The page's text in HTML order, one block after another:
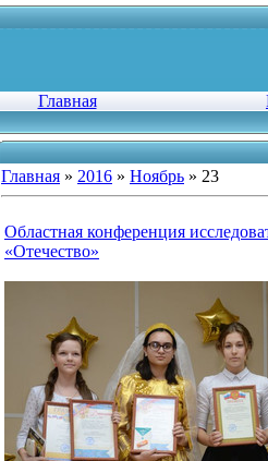
Главная
Главная » 2016 » Ноябрь » 23
Областная конференция
«Отечество»